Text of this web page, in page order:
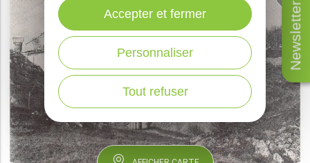
Newsletter
Tout refuser
Personnaliser
Accepter et fermer